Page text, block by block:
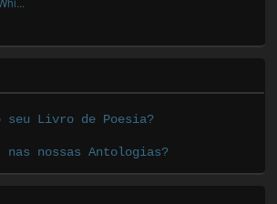
seu Livro de Poesia?
nossas Antologias?